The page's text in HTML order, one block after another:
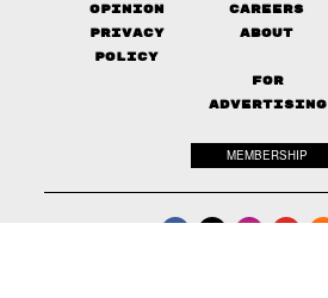
Opinion
Careers
Privacy
Policy
About
FOR
ADVERTISING
MEMBERSHIP